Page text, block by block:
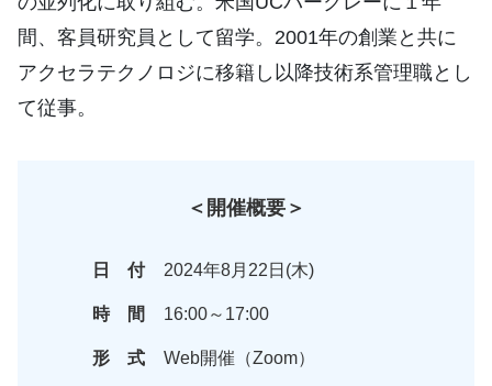
間、客員研究員として留学。2001年の創業と共に
アクセラテクノロジに移籍し以降技術系管理職とし
て従事。
＜開催概要＞
日 付 2024年8月22日(木)
時 間 16:00～17:00
形 式 Web開催（Zoom）